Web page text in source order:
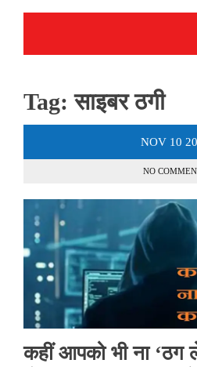
Tag:साइबर ठगी
NOV 10
NO
कहीं आपको भी ना ‘ठग